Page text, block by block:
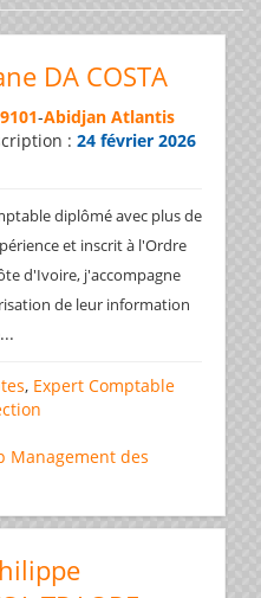
DA COSTA
-Abidjan Atlantis
: 24 février 2026
diplômé avec plus de
et inscrit à l'Ordre
d'Ivoire, j'accompagne
de leur information
...
, Expert Comptable
Management des